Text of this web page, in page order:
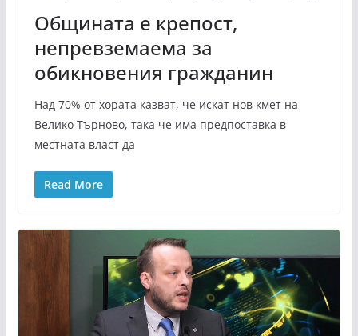
Общината е крепост,
непревземаема за
обикновения гражданин
Над 70% от хората казват, че искат нов кмет на
Велико Търново, така че има предпоставка в
местната власт да
Read More